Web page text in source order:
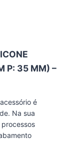
P: 35 MM) –
é
Na sua